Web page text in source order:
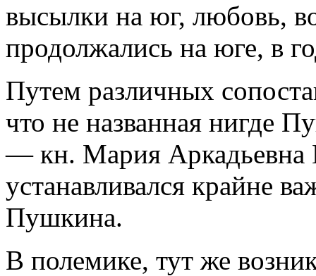
высылки на юг, любовь,
продолжались на юге, в
Путем различных
что не названная нигде
— кн. Мария Аркадьевна
устанавливался крайне
Пушкина.
В полемике, тут же